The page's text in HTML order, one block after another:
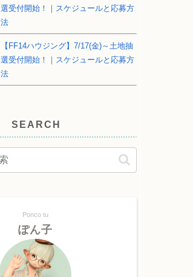
選受付開始！｜スケジュールと応募方
法
【FF14ハウジング】7/17(金)～土地抽
選受付開始！｜スケジュールと応募方
法
SEARCH
Ponco tu
ぽん子